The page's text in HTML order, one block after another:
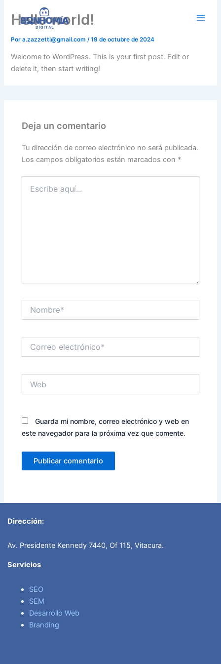
Hello world!
Pora.zazzetti@gmail.com/19 de octubre de 2024
Welcome to WordPress. This is your first post. Edit or
delete it, then start writing!
Deja un comentario
Tu dirección de correo electrónico no será publicada.
Los campos obligatorios están marcados con *
aquí...
electrónico*
Guarda mi nombre, correo electrónico y web en
este navegador para la próxima vez que comente.
Dirección:
Av. Presidente Kennedy 7440, Of 115, Vitacura.
Servicios
SEO
SEM
Desarrollo Web
Branding